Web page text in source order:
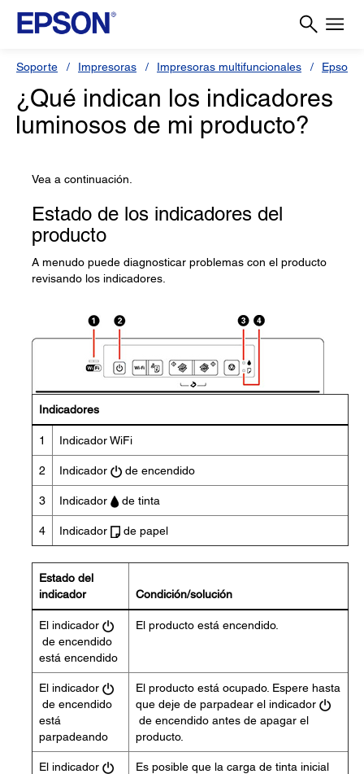
Soporte Impresoras Impresoras multifuncionales Epson L
¿Qué indican los indicadores
luminosos de mi producto?
Vea a continuación.
Estado de los indicadores del
producto
A menudo puede diagnosticar problemas con el producto
revisando los indicadores.
Indicadores
1 Indicador WiFi
2 Indicador de encendido
3 Indicador de tinta
4 Indicador de papel
Estado del
indicador
Condición/solución
El indicador
de encendido
está encendido
El producto está encendido.
El indicador
de encendido
está
parpadeando
El producto está ocupado. Espere hasta
que deje de parpadear el indicador
de encendido antes de apagar el
producto.
El indicador
Es posible que la carga de tinta inicial